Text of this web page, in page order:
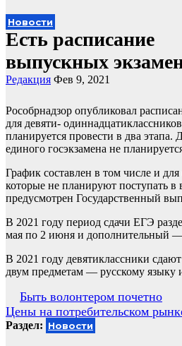
Новости
Есть расписание
выпускных
Редакция Фев 9, 2021
Рособрнадзор опубликовал
для девяти-
планируется провести в два этапа.
единого госэкзамена не
График составлен в том числе и
которые не планируют поступать в
предусмотрен Государственный
В 2021 году период сдачи ЕГЭ
мая по 2 июня и дополнительный
В 2021 году девятиклассники
двум предметам — русскому языку
Навигация
по
записям
Быть волонтером почетно
Цены на потребительском
Раздел: Новости